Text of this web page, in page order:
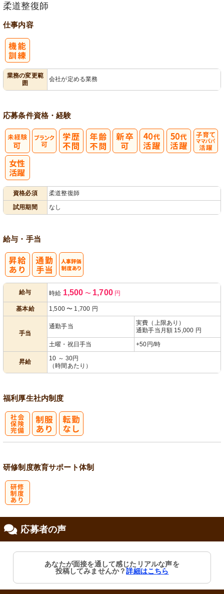
柔道整復師
仕事内容
業務の変更範
囲
会社が定める業務
応募条件資格・経験
資格必須
柔道整復師
試用期間
なし
給与・手当
給与 時給 1,500 〜 1,700円
基本給 1,500 〜 1,700 円
手当
通勤手当
実費（上限あり）
通勤手当月額 15,000 円
土曜・祝日手当
+50円/時
昇給
10 ～ 30円
（時間あたり）
福利厚生社内制度
研修制度教育サポート体制
応募者の声
あなたが面接を通して感じたリアルな声を
投稿してみませんか？詳細はこちら